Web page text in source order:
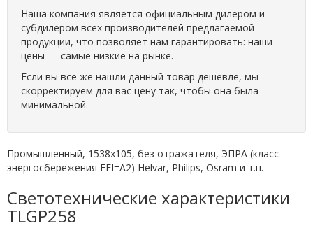
Наша компания является официальным дилером и
субдилером всех производителей предлагаемой
продукции, что позволяет нам гарантировать: наши
цены — самые низкие на рынке.
Если вы все же нашли данный товар дешевле, мы
скорректируем для вас цену так, чтобы она была
минимальной.
Промышленный, 1538х105, без отражателя, ЭПРА (класс
энергосбережения EEI=A2) Helvar, Philips, Osram и т.п.
Светотехнические характеристики
TLGP258